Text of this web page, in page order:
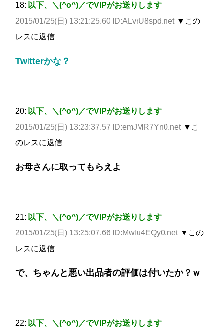
18: 以下、＼(^o^)／でVIPがお送りします
2015/01/25(日) 13:21:25.60 ID:ALvrU8spd.net ▼この
レスに返信
Twitterかな？
20: 以下、＼(^o^)／でVIPがお送りします
2015/01/25(日) 13:23:37.57 ID:emJMR7Yn0.net ▼こ
のレスに返信
お母さんに取ってもらえよ
21: 以下、＼(^o^)／でVIPがお送りします
2015/01/25(日) 13:25:07.66 ID:MwIu4EQy0.net ▼この
レスに返信
で、ちゃんと悪い出品者の評価は付いたか？ｗ
22: 以下、＼(^o^)／でVIPがお送りします